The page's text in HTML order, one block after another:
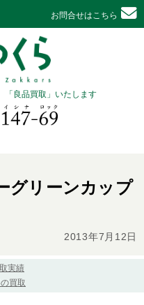
お問合せはこちら
「良品買取」いたします
グリーンカップ
2013年7月12日
実績
買取